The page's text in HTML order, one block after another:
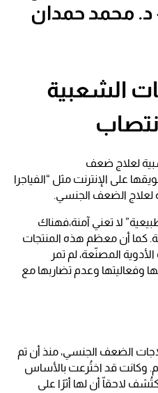
محمد حمدان
الشعبية
لعلاج ضعف
على الإنترنت مثل “الفياجرا
لعلاج الضعف الجنسي.
لا تعني آمنة،فهناك
كما أن معظم هذه المنتجات
المصنّعة، لم تمر
وفعاليتها وعدم تضاربها مع
الضعف الجنسي، منذ أن تم
وكانت قد اختُرعت بالأساس
لاحقاّ أن لها أثرًا على